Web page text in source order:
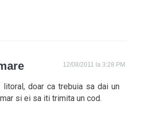
12/08/2011 la 3:28 PM
doar ca trebuia sa dai un
si ei sa iti trimita un cod.